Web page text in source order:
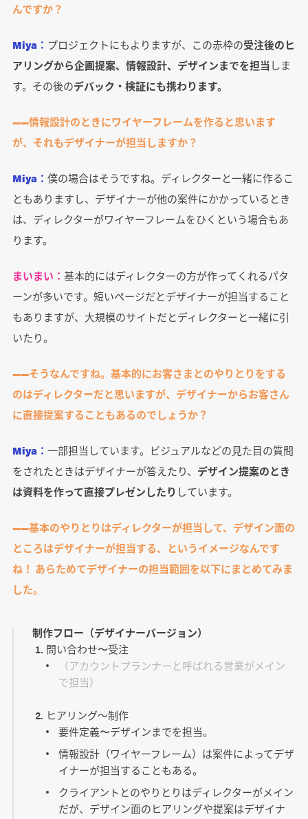
んですか？
Miya： プロジェクトにもよりますが、この赤枠の受注後のヒ
アリングから企画提案、情報設計、デザインまでを担当しま
す。その後のデバック・検証にも携わります。
――情報設計のときにワイヤーフレームを作ると思います
が、それもデザイナーが担当しますか？
Miya： 僕の場合はそうですね。ディレクターと一緒に作るこ
ともありますし、デザイナーが他の案件にかかっているとき
は、ディレクターがワイヤーフレームをひくという場合もあ
ります。
まいまい： 基本的にはディレクターの方が作ってくれるパタ
ーンが多いです。短いページだとデザイナーが担当すること
もありますが、大規模のサイトだとディレクターと一緒に引
いたり。
――そうなんですね。基本的にお客さまとのやりとりをする
のはディレクターだと思いますが、デザイナーからお客さん
に直接提案することもあるのでしょうか？
Miya： 一部担当しています。ビジュアルなどの見た目の質問
をされたときはデザイナーが答えたり、 デザイン提案のとき
は資料を作って直接プレゼンしたり しています。
――基本のやりとりはディレクターが担当して、デザイン面の
ところはデザイナーが担当する、というイメージなんです
ね！ あらためてデザイナーの担当範囲を以下にまとめてみま
した。
制作フロー（デザイナーバージョン）
問い合わせ〜受注
（アカウントプランナーと呼ばれる営業がメイン
で担当）
ヒアリング～制作
要件定義〜デザインまでを担当。
情報設計（ワイヤーフレーム）は案件によってデザ
イナーが担当することもある。
クライアントとのやりとりはディレクターがメイン
だが、デザイン面のヒアリングや提案はデザイナ